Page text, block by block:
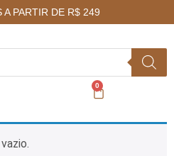
A PARTIR DE R$ 249
0